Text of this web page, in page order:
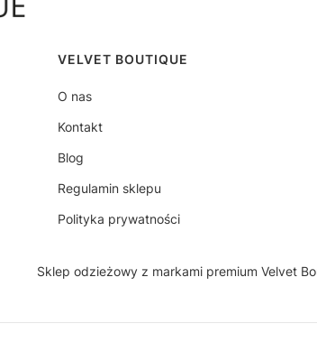
Linki w stopce
VELVET BOUTIQUE
O nas
Kontakt
Blog
Regulamin sklepu
Polityka prywatności
Sklep odzieżowy z markami premium Velvet